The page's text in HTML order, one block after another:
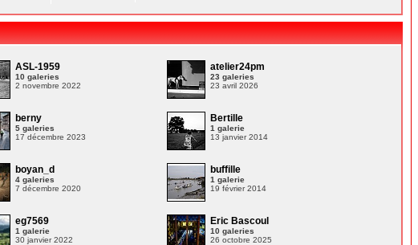
ASL-1959
10 galeries
2 novembre 2022
atelier24pm
23 galeries
23 avril 2026
berny
5 galeries
17 décembre 2023
Bertille
1 galerie
13 janvier 2014
boyan_d
4 galeries
7 décembre 2020
buffille
1 galerie
19 février 2014
eg7569
1 galerie
30 janvier 2022
Eric Bascoul
10 galeries
26 octobre 2025